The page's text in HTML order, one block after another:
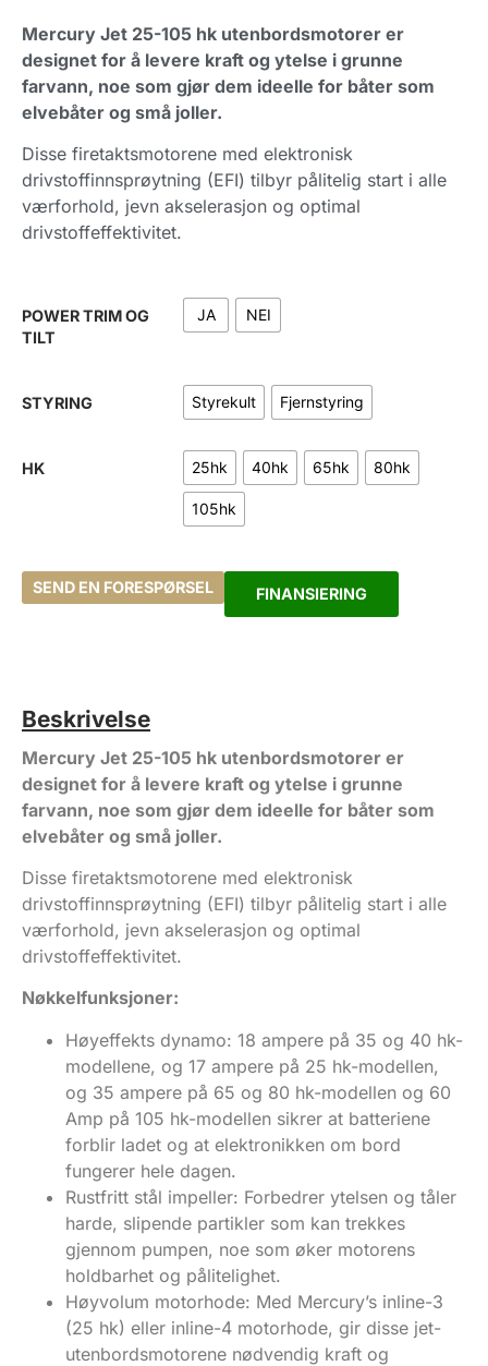
Mercury Jet 25-105 hk utenbordsmotorer er
designet for å levere kraft og ytelse i grunne
farvann, noe som gjør dem ideelle for båter som
elvebåter og små joller.
Disse firetaktsmotorene med elektronisk
drivstoffinnsprøytning (EFI) tilbyr pålitelig start i alle
værforhold, jevn akselerasjon og optimal
drivstoffeffektivitet.
POWER TRIM OG
TILT
JA NEI
STYRING Styrekult Fjernstyring
HK 25hk 40hk 65hk 80hk
105hk
SEND EN FORESPØRSEL FINANSIERING
Beskrivelse
Mercury Jet 25-105 hk utenbordsmotorer er
designet for å levere kraft og ytelse i grunne
farvann, noe som gjør dem ideelle for båter som
elvebåter og små joller.
Disse firetaktsmotorene med elektronisk
drivstoffinnsprøytning (EFI) tilbyr pålitelig start i alle
værforhold, jevn akselerasjon og optimal
drivstoffeffektivitet.
Nøkkelfunksjoner:
Høyeffekts dynamo: 18 ampere på 35 og 40 hk-
modellene, og 17 ampere på 25 hk-modellen,
og 35 ampere på 65 og 80 hk-modellen og 60
Amp på 105 hk-modellen sikrer at batteriene
forblir ladet og at elektronikken om bord
fungerer hele dagen.
Rustfritt stål impeller: Forbedrer ytelsen og tåler
harde, slipende partikler som kan trekkes
gjennom pumpen, noe som øker motorens
holdbarhet og pålitelighet.
Høyvolum motorhode: Med Mercury’s inline-3
(25 hk) eller inline-4 motorhode, gir disse jet-
utenbordsmotorene nødvendig kraft og